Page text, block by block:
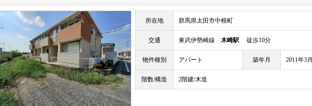
所在地 群馬県太田市中根町
交通 東武伊勢崎線 木崎駅 徒歩10分
物件種別 アパート 築年月 2011年3月
階数/構造 2階建/木造